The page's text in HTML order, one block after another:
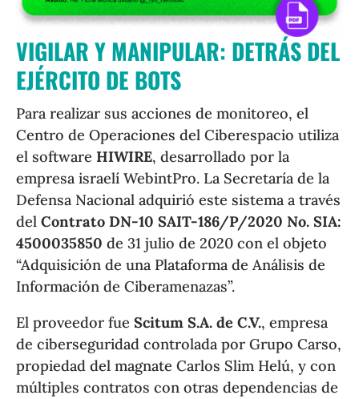
VIGILAR Y MANIPULAR: DETRÁS DEL
EJÉRCITO DE BOTS
Para realizar sus acciones de monitoreo, el
Centro de Operaciones del Ciberespacio utiliza
el software HIWIRE, desarrollado por la
empresa israelí WebintPro. La Secretaría de la
Defensa Nacional adquirió este sistema a través
delContrato DN-10 SAIT-186/P/2020 No. SIA:
4500035850 de 31 julio de 2020 con el objeto
“Adquisición de una Plataforma de Análisis de
Información de Ciberamenazas”.
El proveedor fueScitum S.A. de C.V., empresa
de ciberseguridad controlada por Grupo Carso,
propiedad del magnate Carlos Slim Helú, y con
múltiples contratos con otras dependencias de